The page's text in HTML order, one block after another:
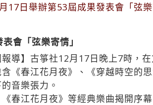
17日舉辦第53屆成果發表會「弦
會「弦樂寄情」
導】古箏社12月17日晚上7時，
《春江花月夜》、《穿越時空的
音樂張力。
春江花月夜》等經典樂曲揭開序